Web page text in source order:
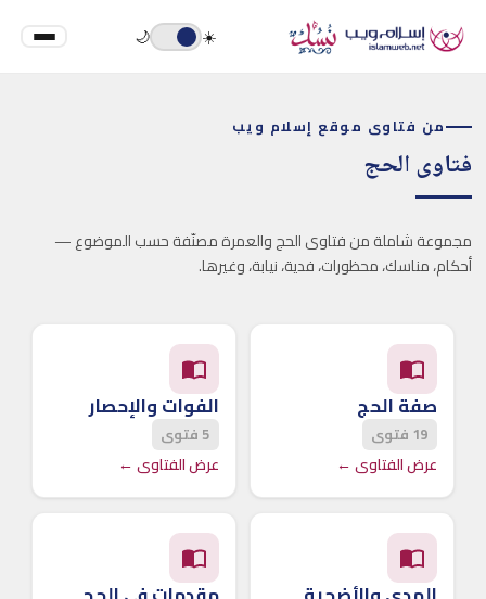
☀️
🌙
من فتاوى موقع إسلام ويب
فتاوى الحج
مجموعة شاملة من فتاوى الحج والعمرة مصنّفة حسب الموضوع —
أحكام، مناسك، محظورات، فدية، نيابة، وغيرها.
صفة الحج
19 فتوى
عرض الفتاوى ←
الفوات والإحصار
5 فتوى
عرض الفتاوى ←